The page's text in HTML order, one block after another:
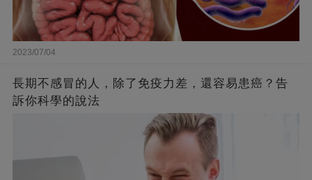
2023/07/04
長期不感冒的人，除了免疫力差，還容易患癌？告
訴你科學的說法